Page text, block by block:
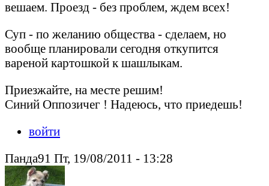
вешаем. Проезд - без проблем, ждем всех!
Суп - по желанию общества - сделаем, но
вообще планировали сегодня откупится
вареной картошкой к шашлыкам.
Приезжайте, на месте решим!
Синий Оппозичег ! Надеюсь, что приедешь!
войти
Панда91 Пт, 19/08/2011 - 13:28